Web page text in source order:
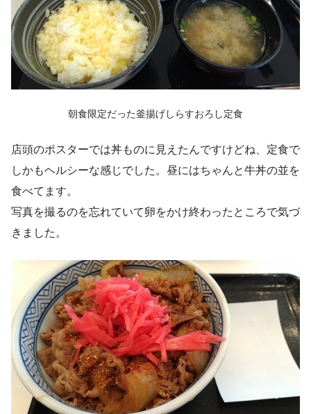
朝食限定だった釜揚げしらすおろし定食
店頭のポスターでは丼ものに見えたんですけどね、定食で
しかもヘルシーな感じでした。昼にはちゃんと牛丼の並を
食べてます。
写真を撮るのを忘れていて卵をかけ終わったところで気づ
きました。